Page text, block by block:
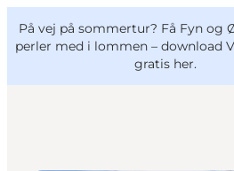
På vej på sommertur? Få Fyn og
perler med i lommen – download
gratis her.
VisitFyn
Deutsch